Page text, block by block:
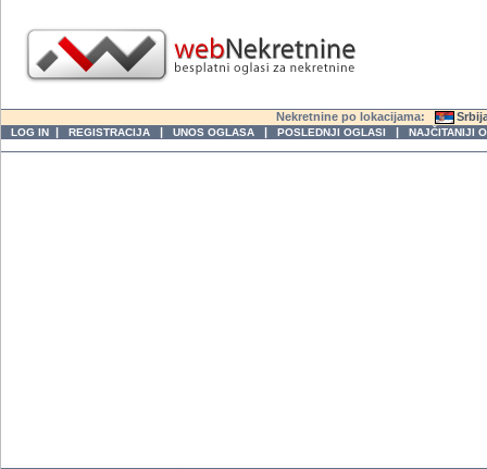
Nekretnine po lokacijama:
LOG IN | REGISTRACIJA | UNOS OGLASA | POSLEDNJI OGLASI | NAJČITANIJI